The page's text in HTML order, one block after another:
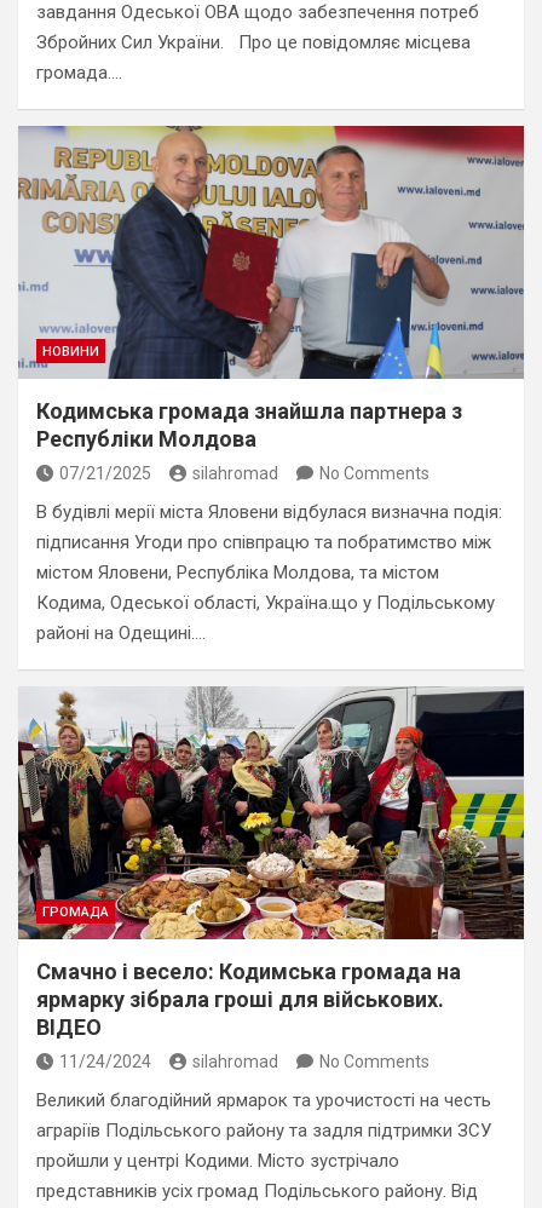
завдання Одеської ОВА щодо забезпечення потреб
Збройних Сил України. Про це повідомляє місцева
громада.…
НОВИНИ
Кодимська громада знайшла партнера з
Республіки Молдова
07/21/2025 silahromad No Comments
В будівлі мерії міста Яловени відбулася визначна подія:
підписання Угоди про співпрацю та побратимство між
містом Яловени, Республіка Молдова, та містом
Кодима, Одеської області, Україна.що у Подільському
районі на Одещині.…
ГРОМАДА
Смачно і весело: Кодимська громада на
ярмарку зібрала гроші для військових.
ВІДЕО
11/24/2024 silahromad No Comments
Великий благодійний ярмарок та урочистості на честь
аграріїв Подільського району та задля підтримки ЗСУ
пройшли у центрі Кодими. Місто зустрічало
представників усіх громад Подільського району. Від